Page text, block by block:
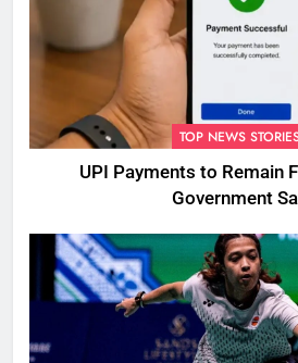
TOP NEWS
UPI Payments to Remain
Government